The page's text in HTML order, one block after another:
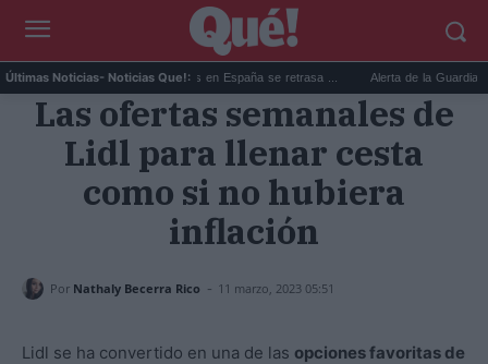
Últimas Noticias- Noticias Que!:
La jubilación de las mujeres en España se retrasa ... Alerta de la Guardia Civil
Las ofertas semanales de
Lidl para llenar cesta
como si no hubiera
inflación
Por Nathaly Becerra Rico - 11 marzo, 2023 05:51
Lidl se ha convertido en una de las opciones favoritas de